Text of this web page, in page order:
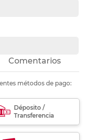
Comentarios
métodos de pago:
Déposito /
Transferencia